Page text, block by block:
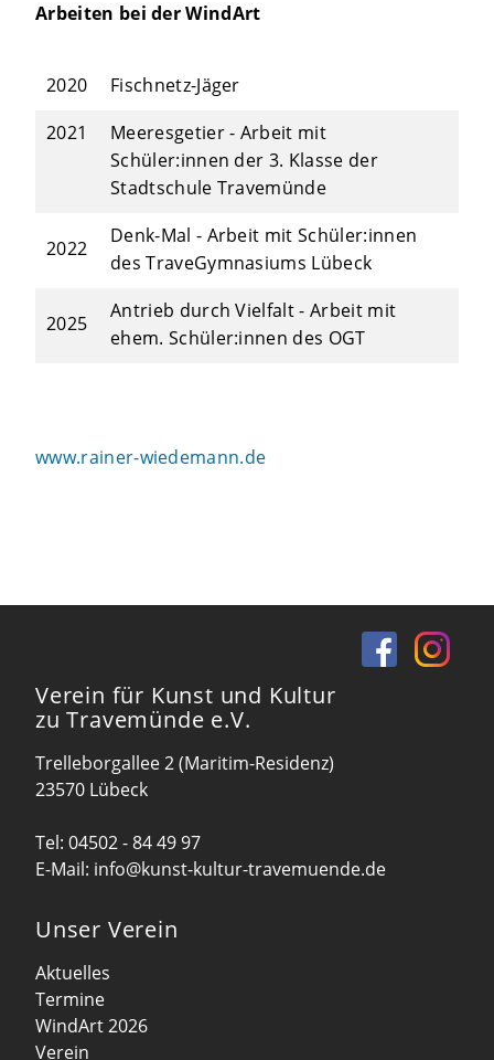
Arbeiten bei der WindArt
2020
Fischnetz-Jäger
2021
Meeresgetier - Arbeit mit
Schüler:innen der 3. Klasse der
Stadtschule Travemünde
2022
Denk-Mal - Arbeit mit Schüler:innen
des TraveGymnasiums Lübeck
2025
Antrieb durch Vielfalt - Arbeit mit
ehem. Schüler:innen des OGT
www.rainer-wiedemann.de
Verein für Kunst und Kultur
zu Travemünde e.V.
Trelleborgallee 2 (Maritim-Residenz)
23570 Lübeck
Tel: 04502 - 84 49 97
E-Mail: info@kunst-kultur-travemuende.de
Unser Verein
Aktuelles
Termine
WindArt 2026
Verein